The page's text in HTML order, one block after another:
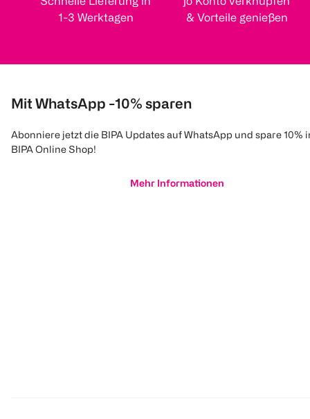
1-3 Werktagen
& Vorteile genießen
Mit WhatsApp -10% sparen
Abonniere jetzt die BIPA Updates auf WhatsApp und spare 10%
BIPA Online Shop!
Mehr Informationen